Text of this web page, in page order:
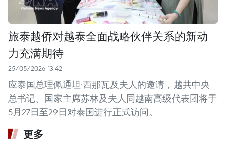
旅泰越侨对越泰全面战略伙伴关系的新动
力充满期待
25/05/2026 13:42
应泰国总理佩通坦·西那瓦及夫人的邀请，越共中央
总书记、国家主席苏林及夫人同越南高级代表团将于
5月27日至29日对泰国进行正式访问。
更多